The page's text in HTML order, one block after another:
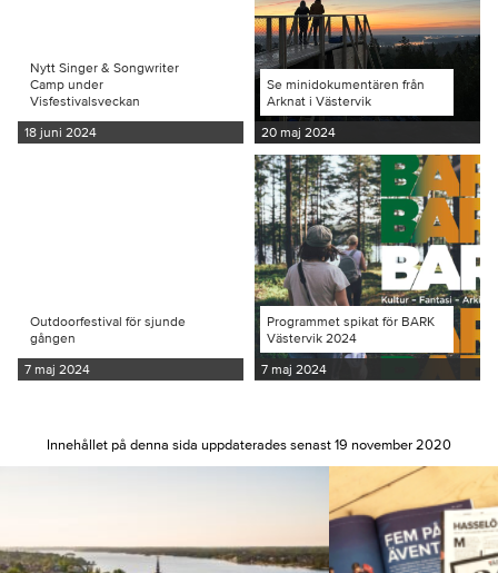
Nytt Singer & Songwriter
Camp under
Visfestivalsveckan
18 juni 2024
Se minidokumentären från
Arknat i Västervik
20 maj 2024
Outdoorfestival för sjunde
gången
7 maj 2024
Programmet spikat för BARK
Västervik 2024
7 maj 2024
Innehållet på denna sida uppdaterades senast 19 november 2020